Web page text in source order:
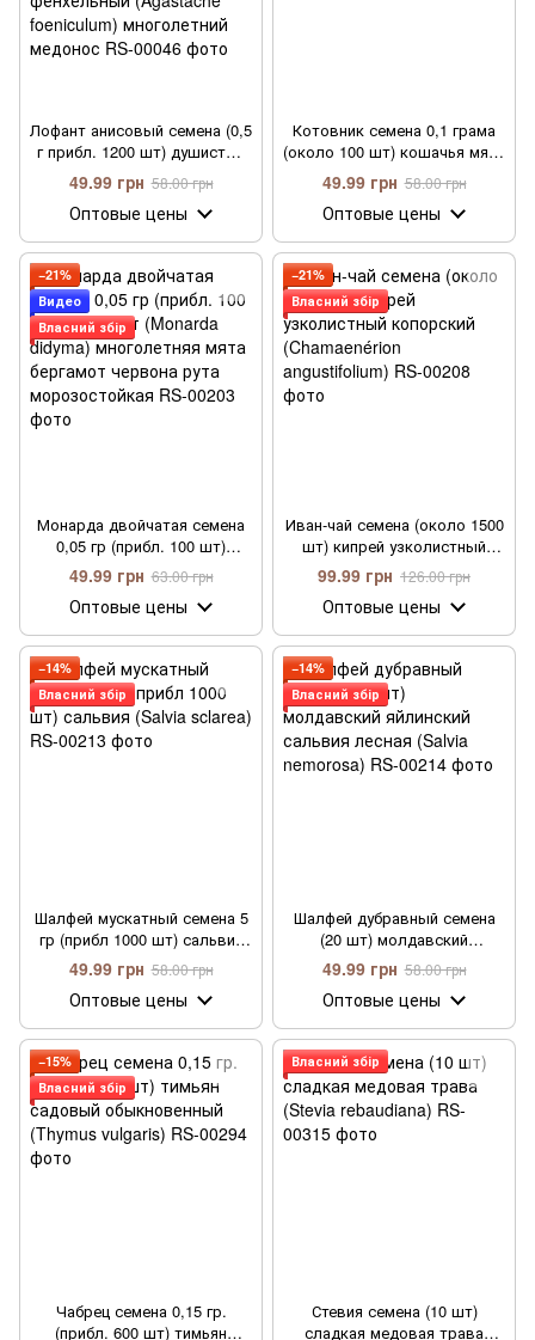
Лофант анисовый семена (0,5
г прибл. 1200 шт) душистый
гигантский лавандовый
иссоп многоколосник
фенхельный (Agastache
foeniculum) многолетний
медонос
49.99 грн 58.00 грн
Оптовые цены
Котовник семена 0,1 грама
(около 100 шт) кошачья мята
(Népeta catária)
49.99 грн 58.00 грн
Оптовые цены
−21%
Видео
Власний збір
Монарда двойчатая семена
0,05 гр (прибл. 100 шт)
бергамот (Monarda didyma)
многолетняя мята бергамот
червона рута морозостойкая
49.99 грн 63.00 грн
Оптовые цены
−21%
Власний збір
Иван-чай семена (около 1500
шт) кипрей узколистный
копорский (Chamaenérion
angustifolium)
99.99 грн 126.00 грн
Оптовые цены
−14%
Власний збір
Шалфей мускатный семена 5
гр (прибл 1000 шт) сальвия
(Salvia sclarea)
49.99 грн 58.00 грн
Оптовые цены
−14%
Власний збір
Шалфей дубравный семена
(20 шт) молдавский
яйлинский сальвия лесная
(Salvia nemorosa)
49.99 грн 58.00 грн
Оптовые цены
−15%
Власний збір
Чабрец семена 0,15 гр.
(прибл. 600 шт) тимьян
Власний збір
Стевия семена (10 шт)
сладкая медовая трава